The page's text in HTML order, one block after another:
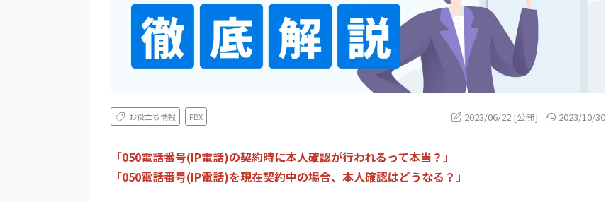
お役立ち情報 PBX 2023/06/22 [公開] 2023/10/30
「050電話番号(IP電話)の契約時に本人確認が行われるって本当？」
「050電話番号(IP電話)を現在契約中の場合、本人確認はどうなる？」